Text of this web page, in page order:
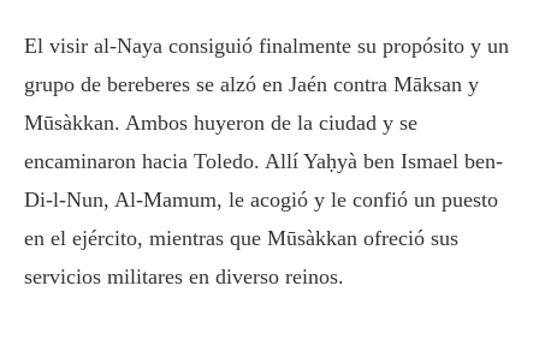
El visir al-Naya consiguió finalmente su propósito y un
grupo de bereberes se alzó en Jaén contra Māksan y
Mūsàkkan. Ambos huyeron de la ciudad y se
encaminaron hacia Toledo. Allí Yaḥyà ben Ismael ben-
Di-l-Nun, Al-Mamum, le acogió y le confió un puesto
en el ejército, mientras que Mūsàkkan ofreció sus
servicios militares en diverso reinos.